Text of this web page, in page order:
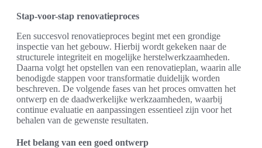
Stap-voor-stap renovatieproces
Een succesvol renovatieproces begint met een grondige
inspectie van het gebouw. Hierbij wordt gekeken naar de
structurele integriteit en mogelijke herstelwerkzaamheden.
Daarna volgt het opstellen van een renovatieplan, waarin alle
benodigde stappen voor transformatie duidelijk worden
beschreven. De volgende fases van het proces omvatten het
ontwerp en de daadwerkelijke werkzaamheden, waarbij
continue evaluatie en aanpassingen essentieel zijn voor het
behalen van de gewenste resultaten.
Het belang van een goed ontwerp